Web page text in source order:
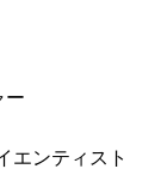
ー
エンティスト